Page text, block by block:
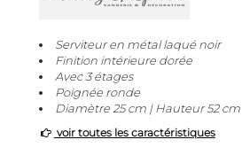
Serviteur en métal laqué noir
Finition intérieure dorée
Avec 3 étages
Poignée ronde
Diamètre 25 cm | Hauteur 52 cm
voir toutes les caractéristiques